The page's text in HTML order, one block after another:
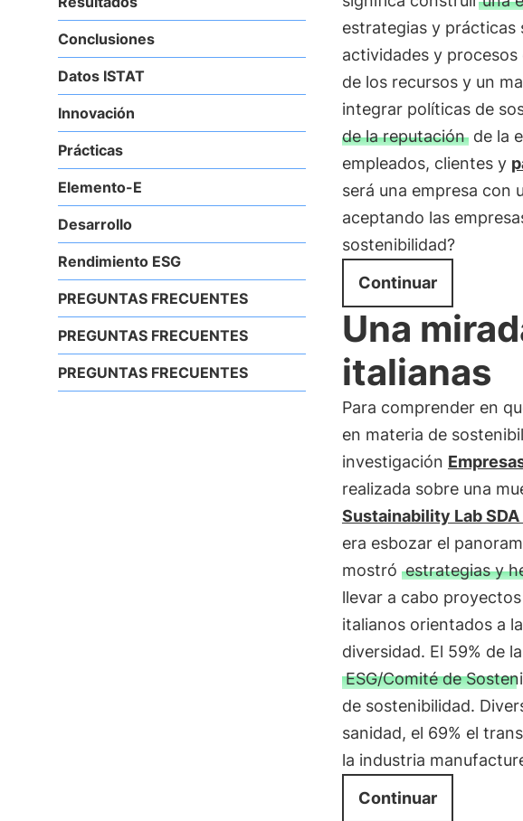
Conclusiones
Datos ISTAT
Innovación
Prácticas
Elemento-E
Desarrollo
Rendimiento ESG
PREGUNTAS FRECUENTES
PREGUNTAS FRECUENTES
PREGUNTAS FRECUENTES
estrategias y prácticas
actividades y procesos
de los recursos y un
integrar políticas de
de la reputaciónde la
empleados, clientes y
será una empresa con
aceptando las
sostenibilidad?
Continuar
Una
italianas
Para comprender en
en materia de
investigación
realizada sobre una
Sustainability Lab
era esbozar el
mostró estrategias y
llevar a cabo
italianos orientados a
diversidad. El 59% de
ESG/Comité de
de sostenibilidad.
sanidad, el 69% el
la industria
Continuar